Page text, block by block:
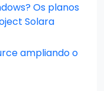
Os planos
Solara
ampliando o